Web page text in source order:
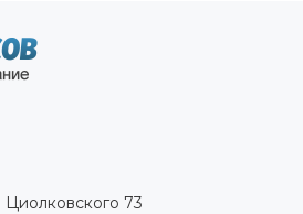
Циолковского 73